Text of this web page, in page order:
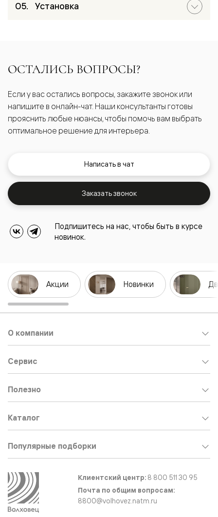
Установка
ОСТАЛИСЬ ВОПРОСЫ?
Если у вас остались вопросы, закажите звонок или
напишите в онлайн-чат. Наши консультанты готовы
прояснить любые нюансы, чтобы помочь вам выбрать
оптимальное решение для интерьера.
Написать в чат
Заказать звонок
Подпишитесь на нас, чтобы быть в курсе
новинок.
Акции Новинки
О компании
Сервис
Полезно
Каталог
Популярные подборки
Клиентский центр: 8 800 511 30 95
Почта по общим вопросам:
8800@volhovez.natm.ru